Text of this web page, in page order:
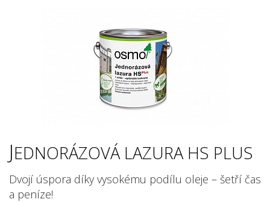
JEDNORÁZOVÁ LAZURA HS PLUS
Dvojí úspora díky vysokému podílu oleje – šetří čas
a peníze!